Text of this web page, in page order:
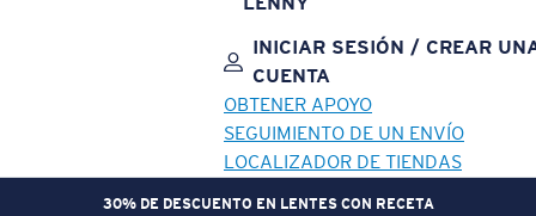
INICIAR SESIÓN / CREAR
CUENTA
OBTENER APOYO
SEGUIMIENTO DE UN ENVÍO
LOCALIZADOR DE TIENDAS
30% DE DESCUENTO EN LENTES CON RECETA